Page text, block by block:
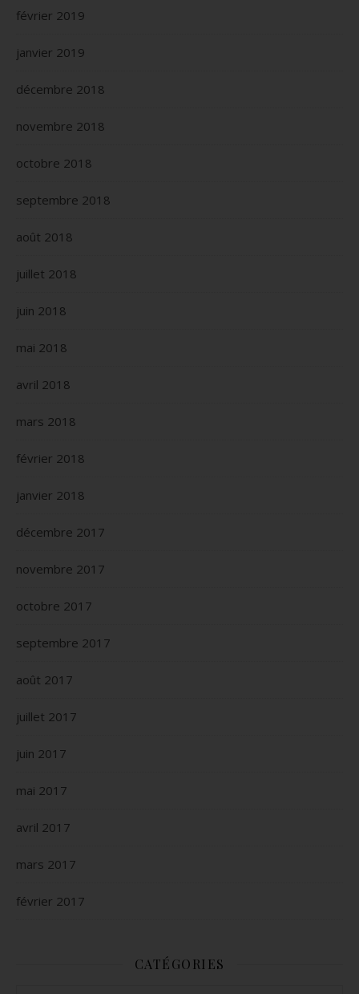
février 2019
janvier 2019
décembre 2018
novembre 2018
octobre 2018
septembre 2018
août 2018
juillet 2018
juin 2018
mai 2018
avril 2018
mars 2018
février 2018
janvier 2018
décembre 2017
novembre 2017
octobre 2017
septembre 2017
août 2017
juillet 2017
juin 2017
mai 2017
avril 2017
mars 2017
février 2017
CATÉGORIES